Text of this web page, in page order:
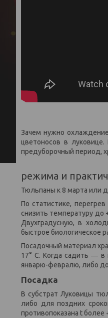
Зачем нужно
цветоносов в
предуборочный период,
режима и
Тюльпаны к 8 марта или
По статистике,
снизить температуру до
Двухградусную, в
быстрое биологическое
Посадочный материал
17° С. Когда садить ― в
январю-февралю, либо до
Посадка
В субстрат Луковицы
либо для поздних
противопоказана t более